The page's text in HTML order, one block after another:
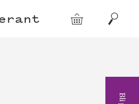
Varukorg Sök